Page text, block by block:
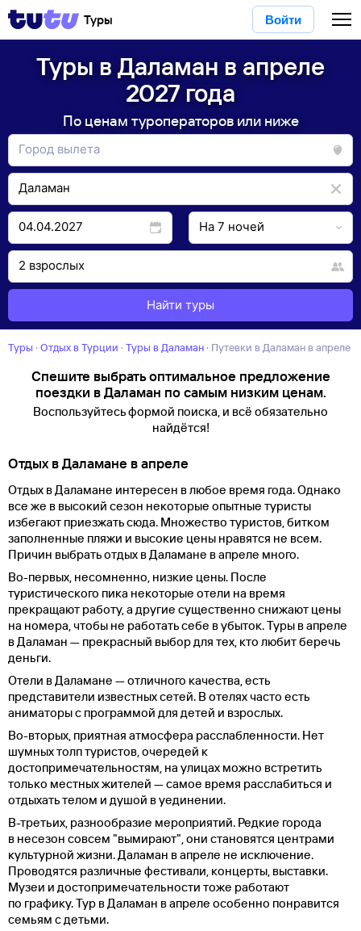
Туры Войти
Туры в Даламан в апреле
2027 года
По ценам туроператоров или ниже
Найти туры
Туры · Отдых в Турции · Туры в Даламан · Путевки в Даламан в апреле
Спешите выбрать оптимальное предложение
поездки в Даламан по самым низким ценам.
Воспользуйтесь формой поиска, и всё обязательно
найдётся!
Отдых в Даламане в апреле
Отдых в Даламане интересен в любое время года. Однако
все же в высокий сезон некоторые опытные туристы
избегают приезжать сюда. Множество туристов, битком
заполненные пляжи и высокие цены нравятся не всем.
Причин выбрать отдых в Даламане в апреле много.
Во-первых, несомненно, низкие цены. После
туристического пика некоторые отели на время
прекращают работу, а другие существенно снижают цены
на номера, чтобы не работать себе в убыток. Туры в апреле
в Даламан — прекрасный выбор для тех, кто любит беречь
деньги.
Отели в Даламане — отличного качества, есть
представители известных сетей. В отелях часто есть
аниматоры с программой для детей и взрослых.
Во-вторых, приятная атмосфера расслабленности. Нет
шумных толп туристов, очередей к
достопримечательностям, на улицах можно встретить
только местных жителей — самое время расслабиться и
отдыхать телом и душой в уединении.
В-третьих, разнообразие мероприятий. Редкие города
в несезон совсем "вымирают", они становятся центрами
культурной жизни. Даламан в апреле не исключение.
Проводятся различные фестивали, концерты, выставки.
Музеи и достопримечательности тоже работают
по графику. Тур в Даламан в апреле особенно понравится
семьям с детьми.